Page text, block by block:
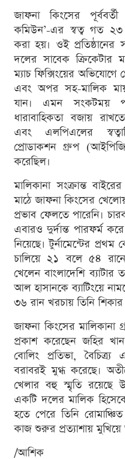
জাফনা কিংসের পূর্ববর্তী
কমিউন’-এর স্বত্ব গত ২৩
করা হয়। ওই
দলের সাবেক
ম্যাচ ফিক্সিংয়ের অভিযোগে
এবং অপর সহ-মালিক
যান। এমন সংকটময়
ধারাবাহিকতা বজায়
এবং এলপিএলের
প্রোডাকশন গ্রুপ (আইপিজি)
করেছিল।
মালিকানা সংক্রান্ত
মাঠে জাফনা কিংসের
প্রভাব ফেলতে পারেনি।
এবারও দুর্দান্ত পারফর্ম
নিয়েছে। টুর্নামেন্টের প্রথম
চালিয়ে ২১ বলে ৫৪
খেলেন বাংলাদেশি
আল হাসানকে ব্যাটিংয়ে
৩৬ রান খরচায় তিনি
জাফনা কিংসের মালিকানা
প্রকাশ করেছেন জহির
বোলিং প্রতিভা,
বরাবরই মুগ্ধ করেছে।
খেলার বহু স্মৃতি রয়েছে
একটি দলের মালিক হিসেবে
হতে পেরে তিনি
কাজ শুরুর প্রত্যাশায়
/আশিক